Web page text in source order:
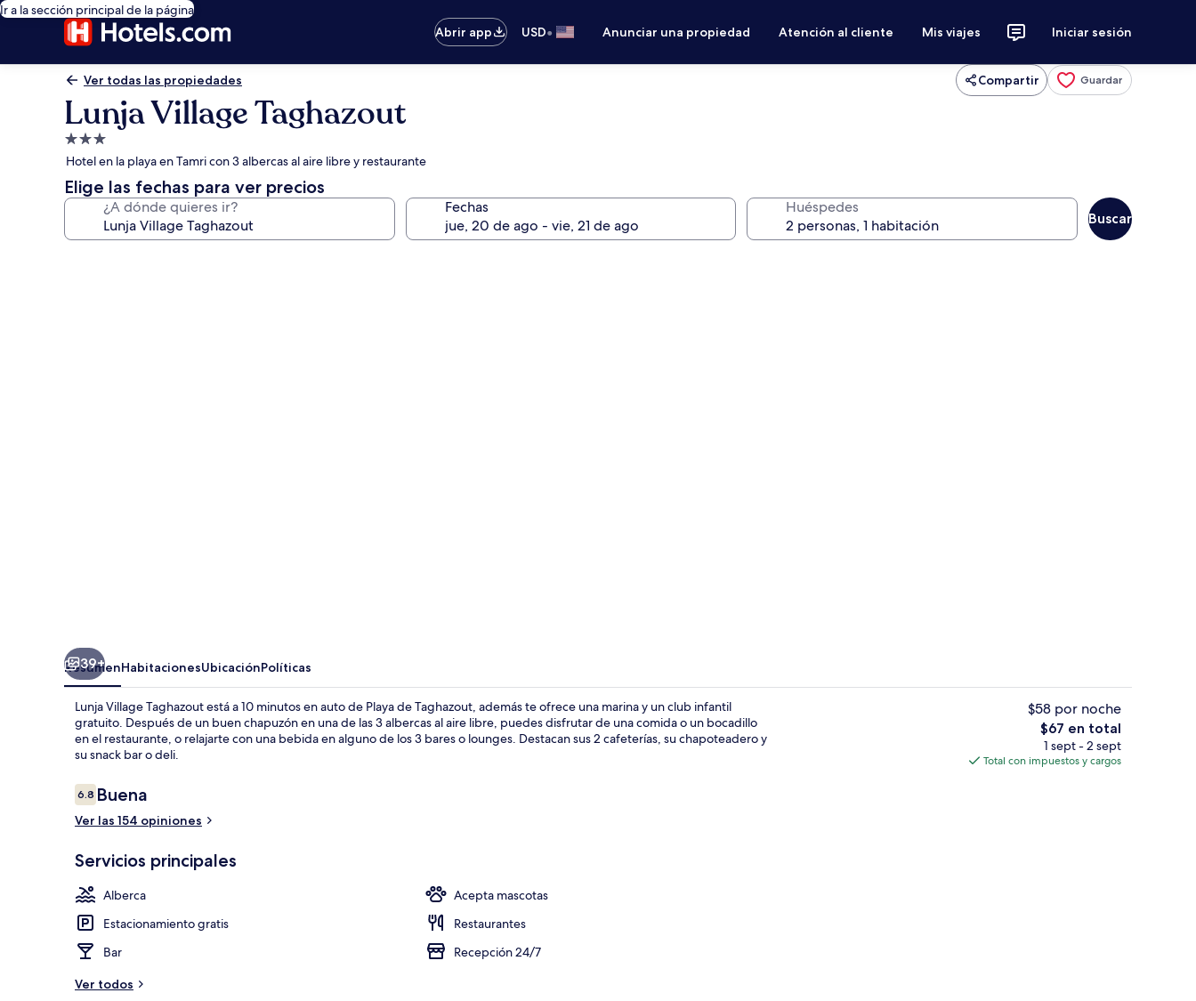
Ir a la sección principal de la página
Abrir app
USD• Anunciar una propiedad Atención al cliente Mis viajes Iniciar sesión
Ver todas las propiedades Compartir Guardar
Lunja Village Taghazout
Propiedad
de
3.0
estrellas
Hotel en la playa en Tamri con 3 albercas al aire libre y restaurante
Elige las fechas para ver precios
¿A dónde quieres ir? Fechas Huéspedes
Buscar
Terraza o patio
39+
ResumenHabitacionesUbicaciónPolíticas
Lunja Village Taghazout está a 10 minutos en auto de Playa de Taghazout, además te ofrece una marina y un club infantil
gratuito. Después de un buen chapuzón en una de las 3 albercas al aire libre, puedes disfrutar de una comida o un bocadillo
en el restaurante, o relajarte con una bebida en alguno de los 3 bares o lounges. Destacan sus 2 cafeterías, su chapoteadero y
su snack bar o deli.
Opiniones
6.86.8 de 10,
Buena
Ver las 154 opiniones
Servicios principales
Alberca
Acepta mascotas
Estacionamiento gratis
Restaurantes
Bar
Recepción 24/7
Ver todos
$58 por noche
El
precio
total
$67 en total
1 sept - 2 sept
Total con impuestos y cargos